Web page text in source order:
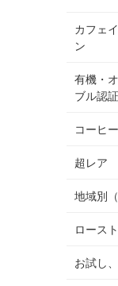
カフェ
ン
有機・
ブル認証
コーヒ
超レア
地域別
ロース
お試し